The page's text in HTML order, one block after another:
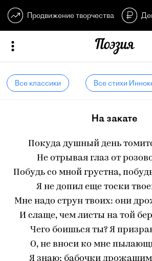
Продвижение творчества
Все классики Все стихи
На закате
Покуда душный день
Не отрывая глаз от
Побудь со мной грустна,
Я не допил еще тоски
Мне надо струн твоих: они
И слаще, чем листы на той
Чего боишься ты? Я
О, не вноси ко мне
Я знаю: бабочки